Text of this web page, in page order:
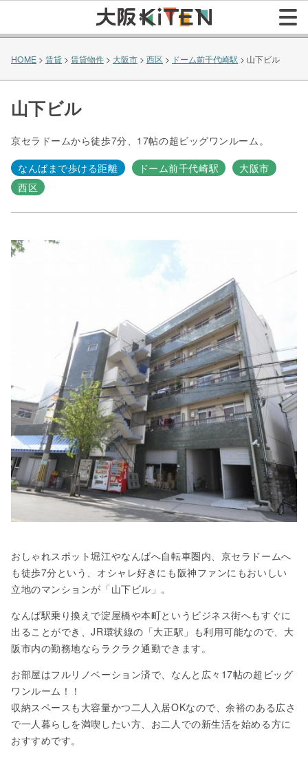
HOME > 賃貸 > 賃貸物件 > 大阪市 > 西区 > ドーム前千代崎駅 > 山下ビル
山下ビル
京セラドームから徒歩7分、17帖の超ビッグワンルーム。
なんばまで歩ける距離
ドーム前千代崎駅
大阪市
西区
おしゃれスポット堀江やなんばへ自転車圏内、京セラドームへ
も徒歩7分という、オシャレ好きにも阪神ファンにもおいしい
立地のマンションが「山下ビル」。
なんば駅乗り換えで淀屋橋や本町というビジネス街へもすぐに
出ることができ、JR環状線の「大正駅」も利用可能なので、大
阪市内の勤務地ならラクラク通勤できます。
お部屋はフルリノベーション済で、なんと広々17帖の超ビッグ
ワンルーム！！
収納スペースも大容量かつ二人入居OKなので、余裕のある広さ
で一人暮らしを満喫したい方、お二人での新生活を始める方に
おすすめです。